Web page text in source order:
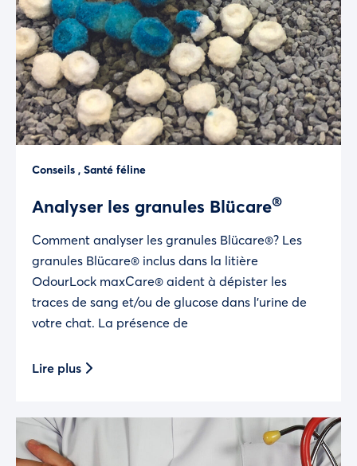
Conseils , Santé féline
Analyser les granules Blücare®
Comment analyser les granules Blücare®? Les
granules Blücare® inclus dans la litière
OdourLock maxCare® aident à dépister les
traces de sang et/ou de glucose dans l’urine de
votre chat. La présence de
Lire plus